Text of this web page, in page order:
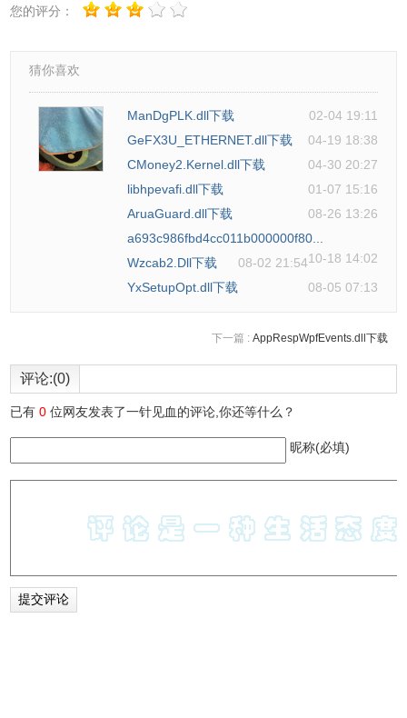
您的评分：
猜你喜欢
ManDgPLK.dll下载
02-04 19:11
GeFX3U_ETHERNET.dll下载
04-19 18:38
CMoney2.Kernel.dll下载
04-30 20:27
libhpevafi.dll下载
01-07 15:16
AruaGuard.dll下载
08-26 13:26
a693c986fbd4cc011b000000f80...
10-18 14:02
Wzcab2.Dll下载
08-02 21:54
YxSetupOpt.dll下载
08-05 07:13
下一篇 : AppRespWpfEvents.dll下载
评论:(0)
已有0 位网友发表了一针见血的评论,你还等什么？
昵称(必填)